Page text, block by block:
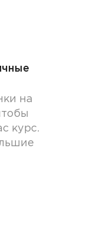
на
курс.